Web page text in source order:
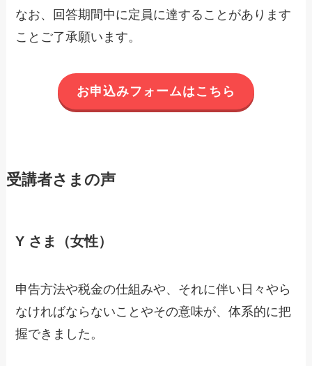
なお、回答期間中に定員に達することがあります
ことご了承願います。
お申込みフォームはこちら
受講者さまの声
Y さま（女性）
申告方法や税金の仕組みや、それに伴い日々やら
なければならないことやその意味が、体系的に把
握できました。